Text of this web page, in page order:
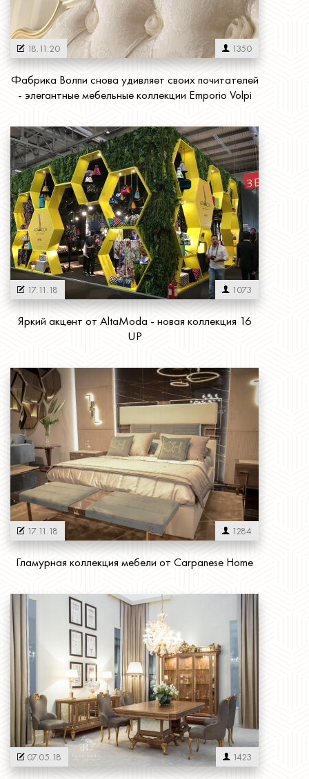
Читать далее
18.11.20 1350
Фабрика Волпи снова удивляет своих почитателей
- элегантные мебельные коллекции Emporio Volpi
Читать далее
17.11.18 1073
Яркий акцент от AltaModa - новая коллекция 16
UP
Читать далее
17.11.18 1284
Гламурная коллекция мебели от Carpanese Home
07.05.18 1423